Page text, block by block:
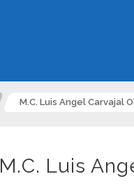
M.C. Luis Angel Carvajal
M.C. Luis